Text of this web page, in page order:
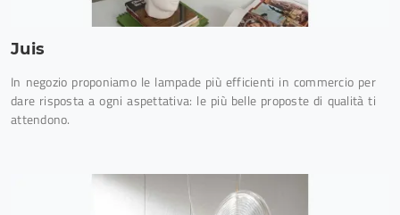
Juis
In negozio proponiamo le lampade più efficienti in commercio per
dare risposta a ogni aspettativa: le più belle proposte di qualità ti
attendono.